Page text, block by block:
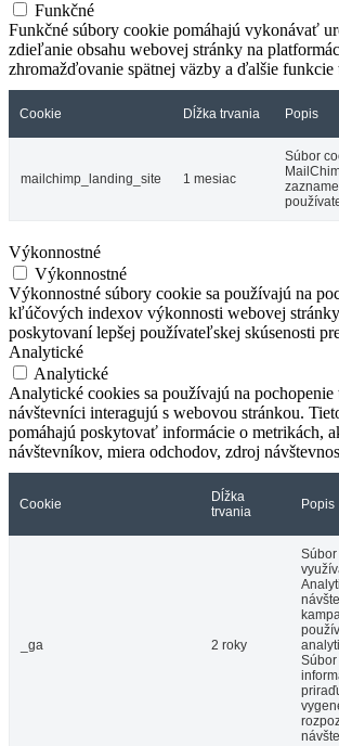
Funkčné
Funkčné súbory cookie pomáhajú vykonávať
zdieľanie obsahu webovej stránky na
zhromažďovanie spätnej väzby a ďalšie funkcie
Cookie Dĺžka trvania Popis
mailchimp_landing_site 1 mesiac
Súbor
Výkonnostné
Výkonnostné
Výkonnostné súbory cookie sa používajú na
kľúčových indexov výkonnosti webovej
poskytovaní lepšej používateľskej skúsenosti
Analytické
Analytické
Analytické cookies sa používajú na pochopenie
návštevníci interagujú s webovou stránkou.
pomáhajú poskytovať informácie o metrikách,
návštevníkov, miera odchodov, zdroj
Cookie
Dĺžka
trvania
Popis
_ga 2 roky